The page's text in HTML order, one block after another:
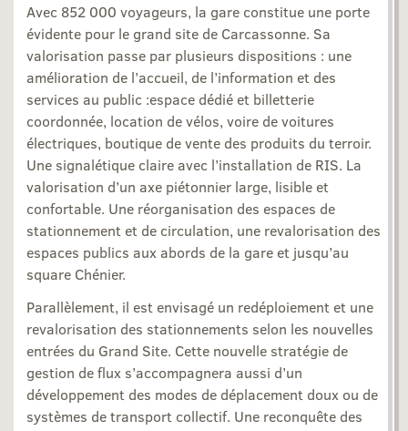
Avec 852 000 voyageurs, la gare constitue une porte
évidente pour le grand site de Carcassonne. Sa
valorisation passe par plusieurs dispositions : une
amélioration de l’accueil, de l’information et des
services au public :espace dédié et billetterie
coordonnée, location de vélos, voire de voitures
électriques, boutique de vente des produits du terroir.
Une signalétique claire avec l’installation de RIS. La
valorisation d’un axe piétonnier large, lisible et
confortable. Une réorganisation des espaces de
stationnement et de circulation, une revalorisation des
espaces publics aux abords de la gare et jusqu’au
square Chénier.
Parallèlement, il est envisagé un redéploiement et une
revalorisation des stationnements selon les nouvelles
entrées du Grand Site. Cette nouvelle stratégie de
gestion de flux s’accompagnera aussi d’un
développement des modes de déplacement doux ou de
systèmes de transport collectif. Une reconquête des